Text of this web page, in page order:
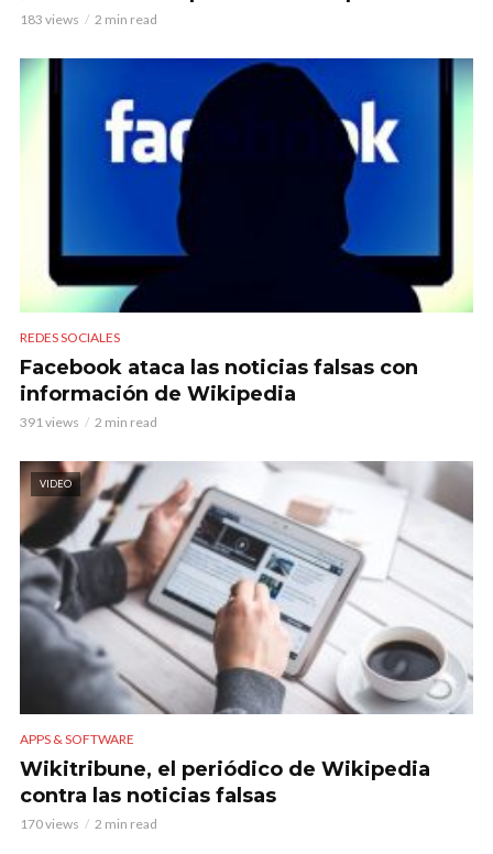
183 views 2 min read
REDES SOCIALES
Facebook ataca las noticias falsas con
información de Wikipedia
391 views 2 min read
VIDEO
APPS & SOFTWARE
Wikitribune, el periódico de Wikipedia
contra las noticias falsas
170 views 2 min read